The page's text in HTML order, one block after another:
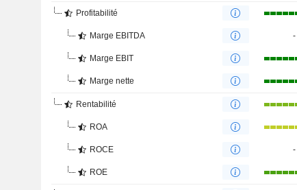
Profitabilité
Marge EBITDA -
Marge EBIT
Marge nette
Rentabilité
ROA
ROCE -
ROE